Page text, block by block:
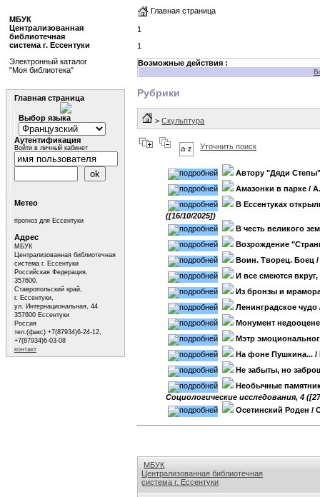
Главная страница
1
1
Возможные действия :
Рубрики
>Скульптура
Уточнить поиск
Автору "Дяди
Амазонки в парке /
В Ессентуках
([16/10/2025])
В честь великого
Возрождение
Воин. Творец. Боец
И все смеются
Из бронзы и
Ленинградское чудо
Монумент
Мэтр
На фоне Пушкина... /
Не забыты, но
Необычные
Социологические исследования, 4
Осетинский Роден /
МБУК
Централизованная библиотечная
система г. Ессентуки
МБУК
Централизованная
библиотечная
система г. Ессентуки
Электронный каталог
"Моя библиотека"
Главная страница
Выбор языка
Аутентификация
Войти в личный кабинет
Метео
прогноз для Ессентуки
Адрес
МБУК
Централизованная библиотечная
система г. Ессентуки
Российская Федерация,
357600,
Ставропольский край,
г. Ессентуки,
ул. Интернациональная, 44
357600 Ессентуки
Россия
тел.(факс) +7(87934)6-24-12,
+7(87934)6-03-08
контакт